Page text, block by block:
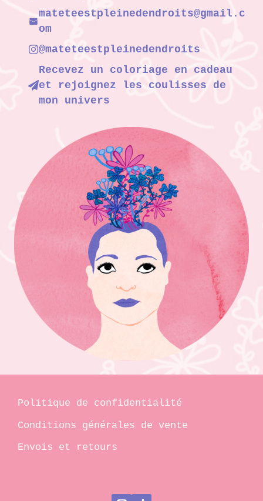
mateteestpleinedendroits@gmail.c
om
@mateteestpleinedendroits
Recevez un coloriage en cadeau
et rejoignez les coulisses de
mon univers
Politique de confidentialité
Conditions générales de vente
Envois et retours